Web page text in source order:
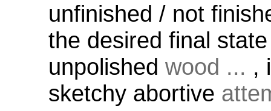
unfinished / not
the desired final
unpolished wood ... ,
sketchy abortive